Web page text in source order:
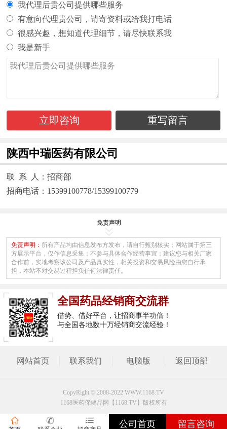
我代理后贵公司提供哪些服务
有意向代理贵公司，请寄资料或给我打电话
很感兴趣，想知道代理细节，请尽快联系我
我是新手
立即咨询 重写留言
陕西中瑞医药有限公司
联 系 人：招商部
招商电话：15399100778/15399100779
免责声明
免责声明： 所有产品均由信息发布方发布，请自行甄别核实；网站属于第三
方展示平台，仅作信息采集；不参与具体合作经营事宜；建议您与相关厂家
合作前，实地考察该公司及产品真实性，相关投资和交易风险由您自行承
担，本站不对交易过程担负任何法律责任。
全国药品经销商交流群
借势、借好平台，让招商事半功倍！
与全国各地数十万经销商交流经验！
网站首页 联系我们 电脑版 返回顶部
CopyRight © 2008-2022 WWW.1168.TV
1168医药保健品网【1168.TV】版权所有
公司首页 留言咨询